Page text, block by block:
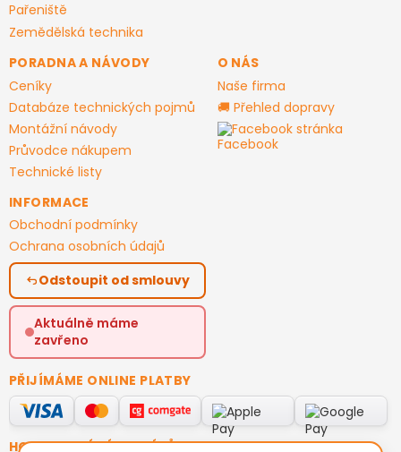
Pařeniště
Zemědělská technika
PORADNA A NÁVODY
Ceníky
Databáze technických pojmů
Montážní návody
Průvodce nákupem
Technické listy
O NÁS
Naše firma
🚚 Přehled dopravy
Facebook stránka
INFORMACE
Obchodní podmínky
Ochrana osobních údajů
Odstoupit od smlouvy
Aktuálně máme
zavřeno
PŘIJÍMÁME ONLINE PLATBY
HODNOCENÍ ZÁKAZNÍKŮ